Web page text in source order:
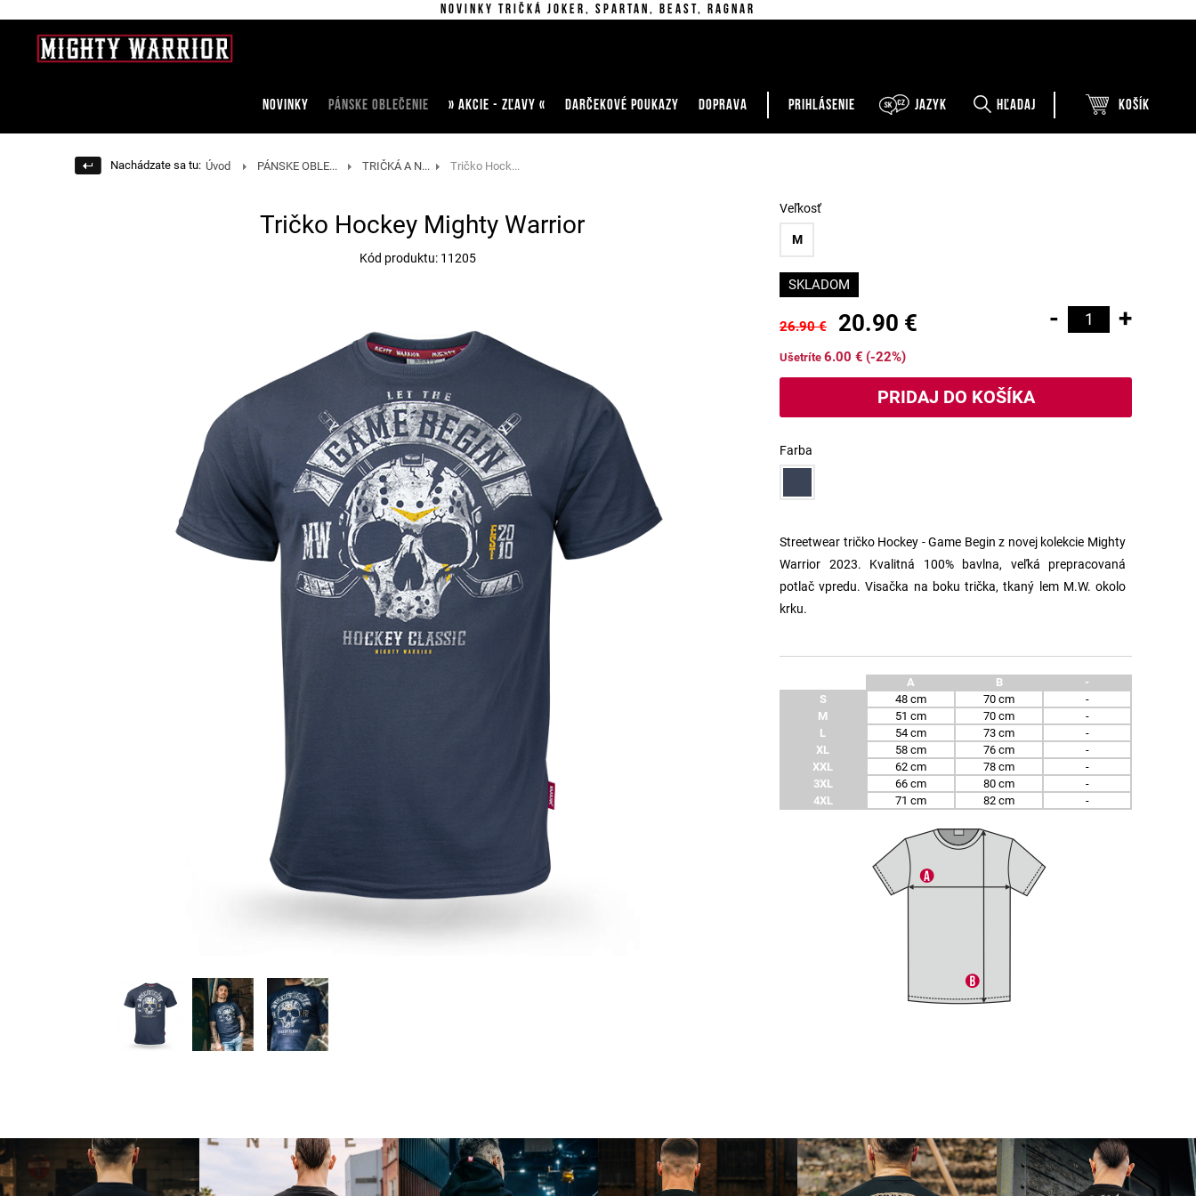
Novinky tričká Joker, Spartan, Beast, Ragnar
NOVINKY PÁNSKE OBLEČENIE » AKCIE - ZĽAVY « DARČEKOVÉ POUKAZY DOPRAVA PRIHLÁSENIE Jazyk Hľadaj Košík
Nachádzate sa tu: Úvod PÁNSKE OBLE... TRIČKÁ A N... Tričko Hock...
Tričko Hockey Mighty Warrior
Kód produktu: 11205
Veľkosť
M
SKLADOM
26.90 € 20.90 €
Ušetríte 6.00 € (-22%)
- +
Farba
Streetwear tričko Hockey - Game Begin z novej kolekcie Mighty
Warrior 2023. Kvalitná 100% bavlna, veľká prepracovaná
potlač vpredu. Visačka na boku trička, tkaný lem M.W. okolo
krku.
A B
-
S
48 cm 70 cm
-
M
51 cm 70 cm
-
L
54 cm 73 cm
-
XL
58 cm 76 cm
-
XXL
62 cm 78 cm
-
3XL
66 cm 80 cm
-
4XL
71 cm 82 cm -